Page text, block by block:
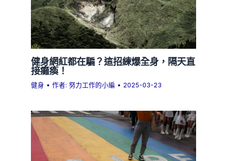
健身網紅都在騙？這招練爆全身，隔天直
接癱瘓！
健身 • 作者:努力工作的小編 • 2025-03-23